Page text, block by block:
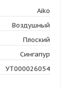
Aiko
Воздушный
Плоский
Сингапур
УТ000026054